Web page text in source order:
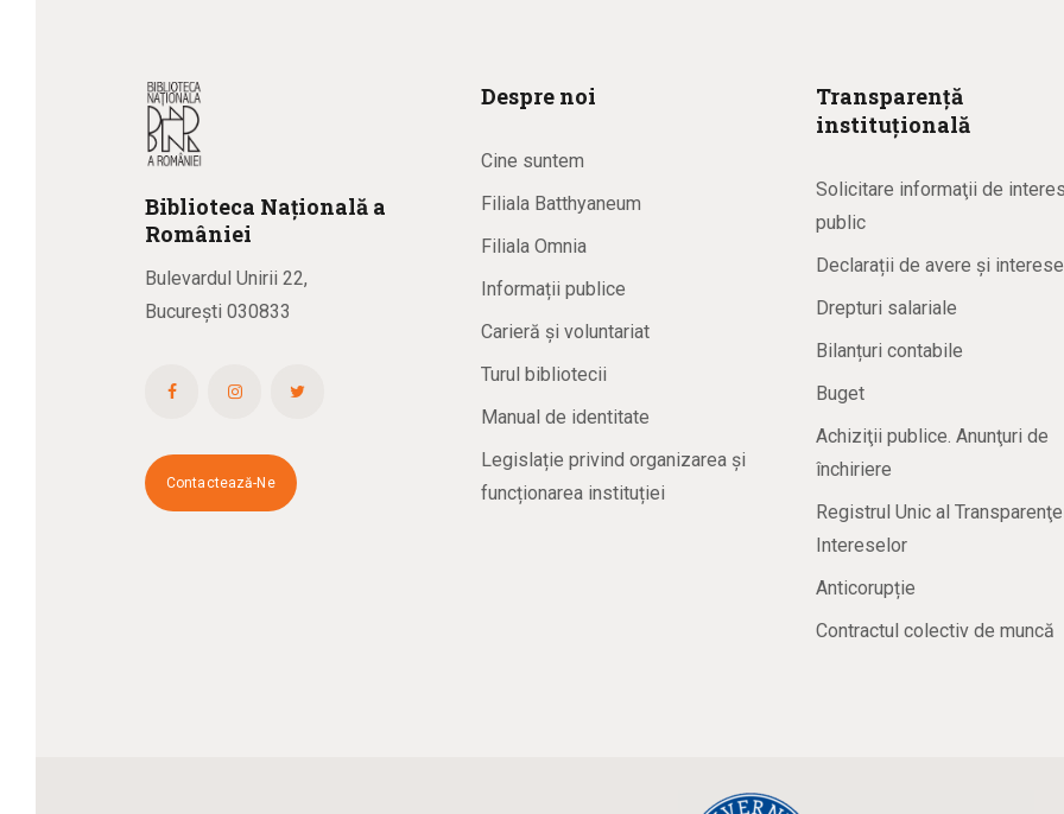
Biblioteca Națională a
României
Bulevardul Unirii 22,
București 030833
Contactează-Ne
Despre noi
Cine suntem
Filiala Batthyaneum
Filiala Omnia
Informații publice
Carieră și voluntariat
Turul bibliotecii
Manual de identitate
Legislație privind organizarea și
funcționarea instituției
Transparență
instituțională
Solicitare informaţii de interes
public
Declarații de avere și interese
Drepturi salariale
Bilanțuri contabile
Buget
Achiziţii publice. Anunţuri de
închiriere
Registrul Unic al
Intereselor
Anticorupție
Contractul colectiv de muncă